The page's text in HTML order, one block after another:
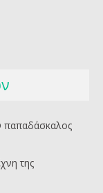
παπαδάσκαλος
της